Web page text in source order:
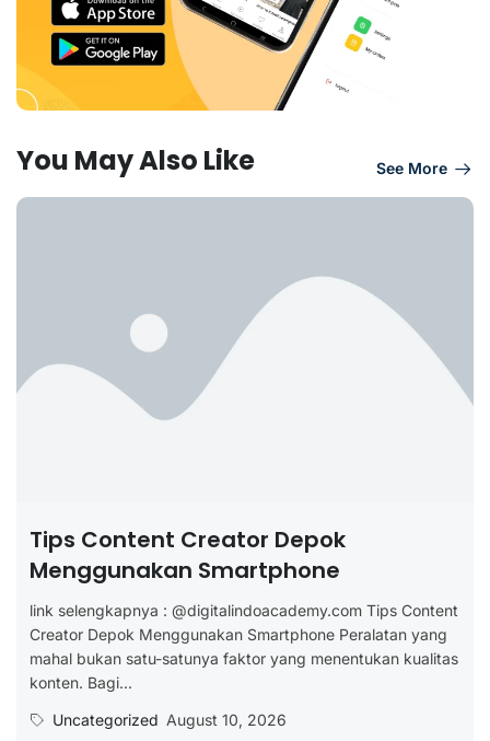
You May Also Like See More
Tips Content Creator Depok
Menggunakan Smartphone
link selengkapnya : @digitalindoacademy.com Tips Content
Creator Depok Menggunakan Smartphone Peralatan yang
mahal bukan satu-satunya faktor yang menentukan kualitas
konten. Bagi...
Uncategorized August 10, 2026